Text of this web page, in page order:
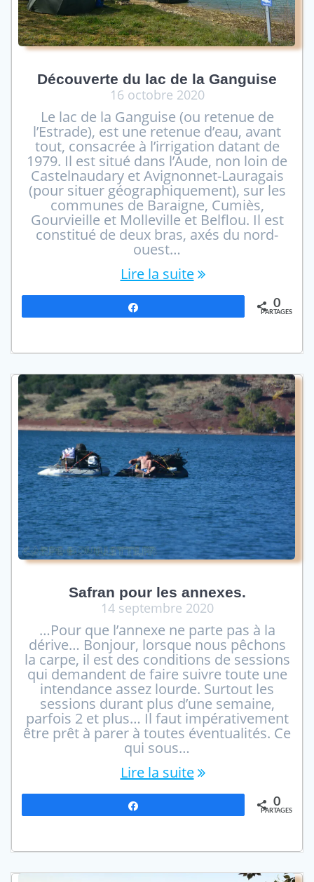
Découverte du lac de la Ganguise
16 octobre 2020
Le lac de la Ganguise (ou retenue de
l’Estrade), est une retenue d’eau, avant
tout, consacrée à l’irrigation datant de
1979. Il est situé dans l’Aude, non loin de
Castelnaudary et Avignonnet-Lauragais
(pour situer géographiquement), sur les
communes de Baraigne, Cumiès,
Gourvieille et Molleville et Belflou. Il est
constitué de deux bras, axés du nord-
ouest…
Lire la suite
0
PARTAGES
Safran pour les annexes.
14 septembre 2020
…Pour que l’annexe ne parte pas à la
dérive… Bonjour, lorsque nous pêchons
la carpe, il est des conditions de sessions
qui demandent de faire suivre toute une
intendance assez lourde. Surtout les
sessions durant plus d’une semaine,
parfois 2 et plus… Il faut impérativement
être prêt à parer à toutes éventualités. Ce
qui sous…
Lire la suite
0
PARTAGES